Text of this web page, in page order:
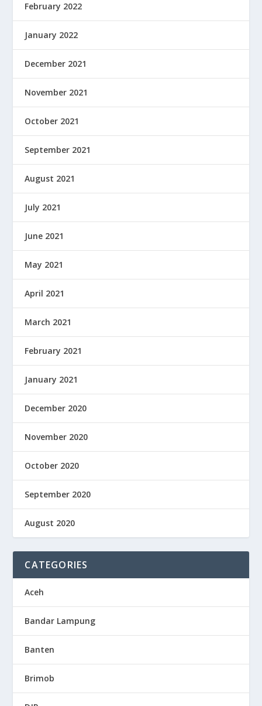
February 2022
January 2022
December 2021
November 2021
October 2021
September 2021
August 2021
July 2021
June 2021
May 2021
April 2021
March 2021
February 2021
January 2021
December 2020
November 2020
October 2020
September 2020
August 2020
CATEGORIES
Aceh
Bandar Lampung
Banten
Brimob